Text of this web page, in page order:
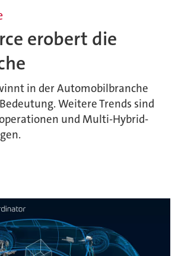
erobert die
in der Automobilbranche
Weitere Trends sind
und Multi-Hybrid-